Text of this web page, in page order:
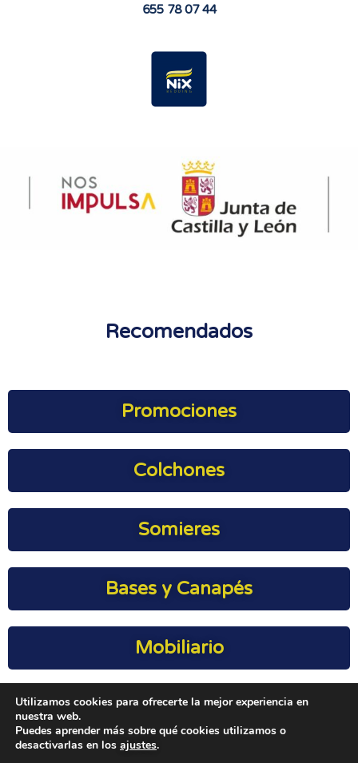
655 78 07 44
Recomendados
Promociones
Colchones
Somieres
Bases y Canapés
Mobiliario
Geriatría
Utilizamos cookies para ofrecerte la mejor experiencia en
nuestra web.
Puedes aprender más sobre qué cookies utilizamos o
desactivarlas en los ajustes.